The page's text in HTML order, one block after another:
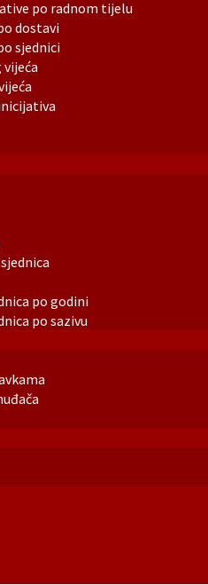
po radnom tijelu
dostavi
sjednici
po godini
po sazivu